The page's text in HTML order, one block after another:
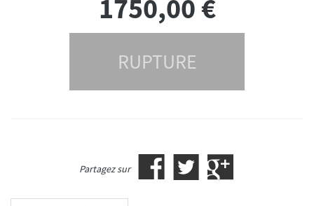
1750,00€
RUPTURE
Partagez sur